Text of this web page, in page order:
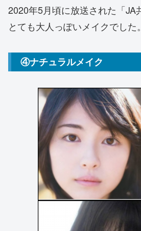
2020年5月頃に放送された「JA
とても大人っぽいメイクでした。
④ナチュラルメイク